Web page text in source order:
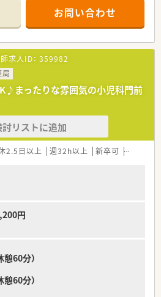
＊
ついて】
、最寄り駅の鍋島駅から車で11分ほど
です。
求人です。
在宅＋施設在宅：4～5施設対応しており
像について】
募集をおこなっております。
を行っているため、調剤業務の経験年数や
もまず打診が可能です。
に協力し合うことができ、自己研鑽に励
い歴史を持っており、九州エリアを中心
への移行に大変積極的であり、行政とも連
の医療を提供しています。
に実施している会社です。
お問い合わせ
求人ID： 359982
まったりな雰囲気の小児科門前
討リストに追加
2.5日以上 週32h以上 新卒可 未経験可
円
憩60分）
憩60分）